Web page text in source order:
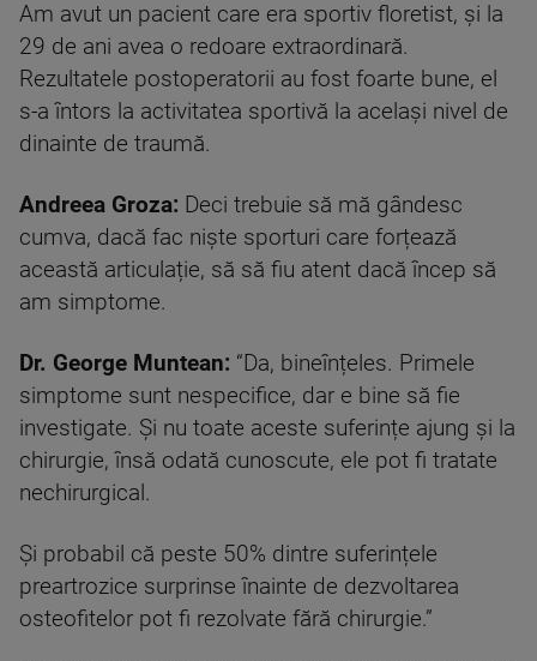
Am avut un pacient care era sportiv floretist, și la
29 de ani avea o redoare extraordinară.
Rezultatele postoperatorii au fost foarte bune, el
s-a întors la activitatea sportivă la același nivel de
dinainte de traumă.
Andreea Groza: Deci trebuie să mă gândesc
cumva, dacă fac niște sporturi care forțează
această articulație, să să fiu atent dacă încep să
am simptome.
Dr. George Muntean: “Da, bineînțeles. Primele
simptome sunt nespecifice, dar e bine să fie
investigate. Și nu toate aceste suferințe ajung și la
chirurgie, însă odată cunoscute, ele pot fi tratate
nechirurgical.
Și probabil că peste 50% dintre suferințele
preartrozice surprinse înainte de dezvoltarea
osteofitelor pot fi rezolvate fără chirurgie.”